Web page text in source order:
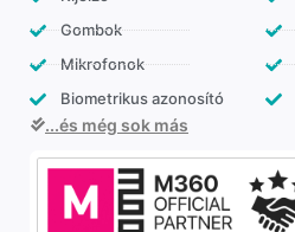
Gombok
Mikrofonok
Biometrikus azonosító
...és még sok más